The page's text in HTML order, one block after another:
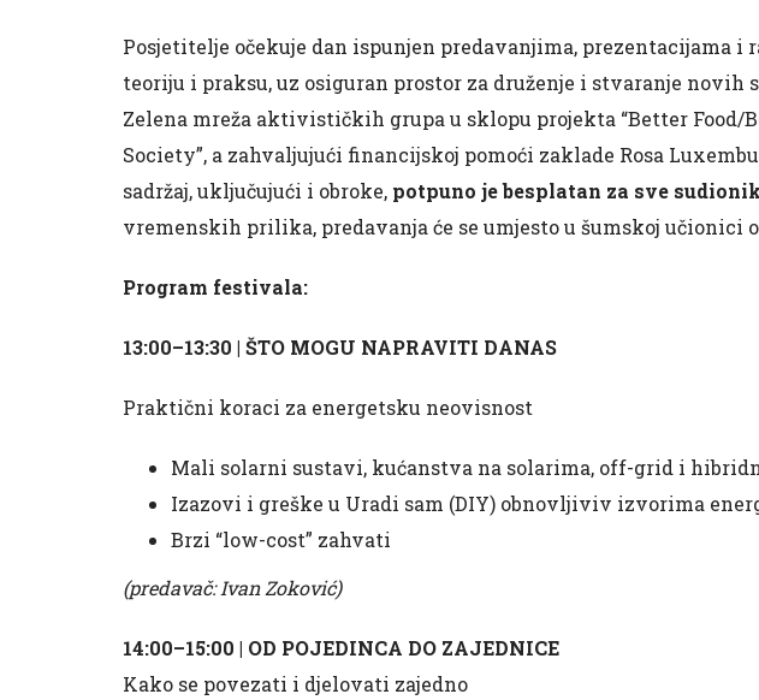
Posjetitelje očekuje dan ispunjen predavanjima, prezentacijama i
teoriju i praksu, uz osiguran prostor za druženje i stvaranje novih
Zelena mreža aktivističkih grupa u sklopu projekta “Better Food/
Society”, a zahvaljujući financijskoj pomoći zaklade Rosa
sadržaj, uključujući i obroke, potpuno je besplatan za sve
vremenskih prilika, predavanja će se umjesto u šumskoj učionici
Program festivala:
13:00–13:30 | ŠTO MOGU NAPRAVITI DANAS
Praktični koraci za energetsku neovisnost
Mali solarni sustavi, kućanstva na solarima, off-grid i
Izazovi i greške u Uradi sam (DIY) obnovljiviv izvorima
Brzi “low-cost” zahvati
(predavač: Ivan Zoković)
14:00–15:00 | OD POJEDINCA DO ZAJEDNICE
Kako se povezati i djelovati zajedno